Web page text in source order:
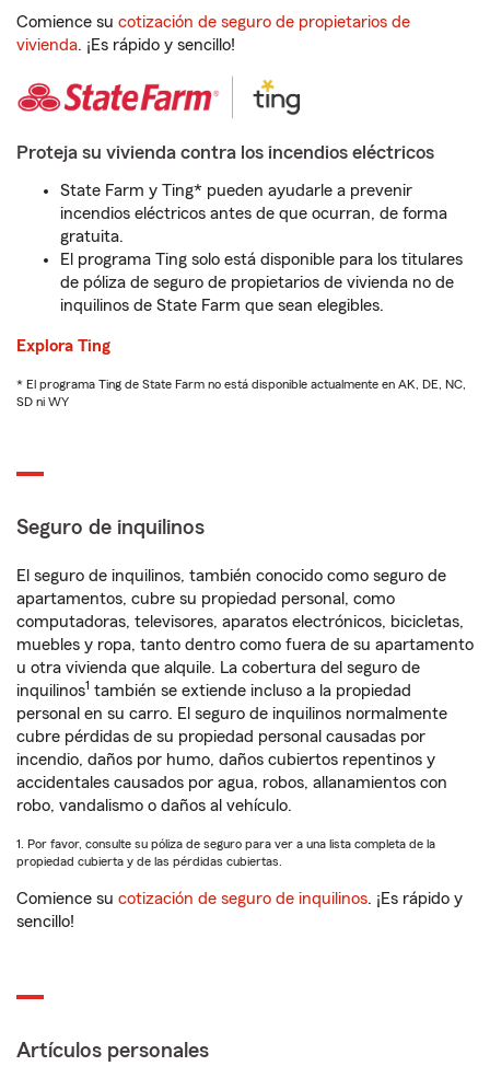
Comience su cotización de seguro de propietarios de
vivienda. ¡Es rápido y sencillo!
Proteja su vivienda contra los incendios eléctricos
State Farm y Ting* pueden ayudarle a prevenir
incendios eléctricos antes de que ocurran, de forma
gratuita.
El programa Ting solo está disponible para los titulares
de póliza de seguro de propietarios de vivienda no de
inquilinos de State Farm que sean elegibles.
Explora Ting
* El programa Ting de State Farm no está disponible actualmente en AK, DE, NC,
SD ni WY
Seguro de inquilinos
El seguro de inquilinos, también conocido como seguro de
apartamentos, cubre su propiedad personal, como
computadoras, televisores, aparatos electrónicos, bicicletas,
muebles y ropa, tanto dentro como fuera de su apartamento
u otra vivienda que alquile. La cobertura del seguro de
inquilinos1 también se extiende incluso a la propiedad
personal en su carro. El seguro de inquilinos normalmente
cubre pérdidas de su propiedad personal causadas por
incendio, daños por humo, daños cubiertos repentinos y
accidentales causados por agua, robos, allanamientos con
robo, vandalismo o daños al vehículo.
1. Por favor, consulte su póliza de seguro para ver a una lista completa de la
propiedad cubierta y de las pérdidas cubiertas.
Comience su cotización de seguro de inquilinos. ¡Es rápido y
sencillo!
Artículos personales